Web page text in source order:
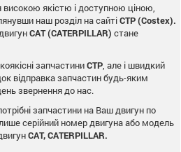
високою якістю і доступною ціною,
наш розділ на сайтіCTP (Costex).
CAT (CATERPILLAR) стане
запчастиниCTP , але і швидкий
відправка запчастин будь-яким
звернення до нас.
запчастини на Ваш двигун по
серійний номер двигуна або модель
CAT, CATERPILLAR.